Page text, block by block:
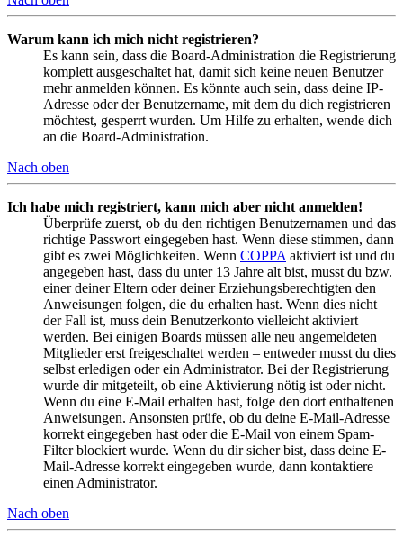
Warum kann ich mich nicht registrieren?
Es kann sein, dass die Board-Administration die Registrierung
komplett ausgeschaltet hat, damit sich keine neuen Benutzer
mehr anmelden können. Es könnte auch sein, dass deine IP-
Adresse oder der Benutzername, mit dem du dich registrieren
möchtest, gesperrt wurden. Um Hilfe zu erhalten, wende dich
an die Board-Administration.
Nach oben
Ich habe mich registriert, kann mich aber nicht anmelden!
Überprüfe zuerst, ob du den richtigen Benutzernamen und das
richtige Passwort eingegeben hast. Wenn diese stimmen, dann
gibt es zwei Möglichkeiten. Wenn COPPA aktiviert ist und du
angegeben hast, dass du unter 13 Jahre alt bist, musst du bzw.
einer deiner Eltern oder deiner Erziehungsberechtigten den
Anweisungen folgen, die du erhalten hast. Wenn dies nicht
der Fall ist, muss dein Benutzerkonto vielleicht aktiviert
werden. Bei einigen Boards müssen alle neu angemeldeten
Mitglieder erst freigeschaltet werden – entweder musst du dies
selbst erledigen oder ein Administrator. Bei der Registrierung
wurde dir mitgeteilt, ob eine Aktivierung nötig ist oder nicht.
Wenn du eine E-Mail erhalten hast, folge den dort enthaltenen
Anweisungen. Ansonsten prüfe, ob du deine E-Mail-Adresse
korrekt eingegeben hast oder die E-Mail von einem Spam-
Filter blockiert wurde. Wenn du dir sicher bist, dass deine E-
Mail-Adresse korrekt eingegeben wurde, dann kontaktiere
einen Administrator.
Nach oben